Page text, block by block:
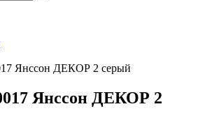
Янссон ДЕКОР 2 серый
Янссон ДЕКОР 2